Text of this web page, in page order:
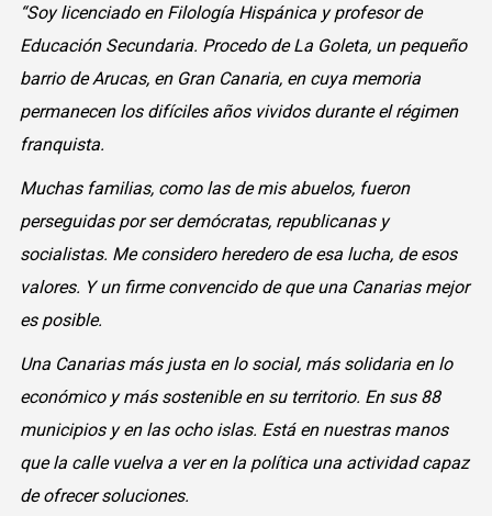
“Soy licenciado en Filología Hispánica y profesor de
Educación Secundaria. Procedo de La Goleta, un pequeño
barrio de Arucas, en Gran Canaria, en cuya memoria
permanecen los difíciles años vividos durante el régimen
franquista.
Muchas familias, como las de mis abuelos, fueron
perseguidas por ser demócratas, republicanas y
socialistas. Me considero heredero de esa lucha, de esos
valores. Y un firme convencido de que una Canarias mejor
es posible.
Una Canarias más justa en lo social, más solidaria en lo
económico y más sostenible en su territorio. En sus 88
municipios y en las ocho islas. Está en nuestras manos
que la calle vuelva a ver en la política una actividad capaz
de ofrecer soluciones.